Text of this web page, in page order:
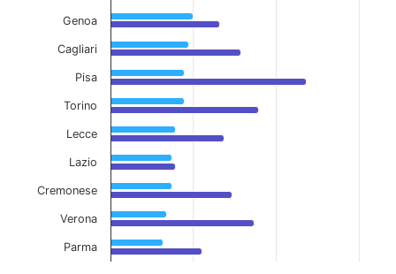
Genoa
Cagliari
Pisa
Torino
Lecce
Lazio
Cremonese
Verona
Parma